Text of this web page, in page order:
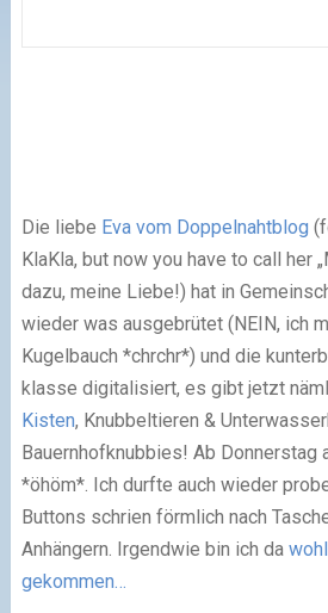
Die liebe Eva vom Doppelnahtblog
KlaKla, but now you have to call her
dazu, meine Liebe!) hat in
wieder was ausgebrütet (NEIN, ich
Kugelbauch *chrchr*) und die
klasse digitalisiert, es gibt jetzt
Kisten, Knubbeltieren &
Bauernhofknubbies! Ab Donnerstag
*öhöm*. Ich durfte auch wieder
Buttons schrien förmlich nach
Anhängern. Irgendwie bin ich da
gekommen…